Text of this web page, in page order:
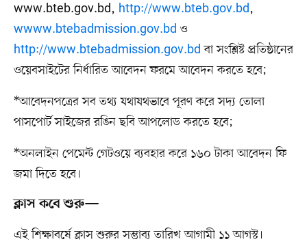
www.bteb.gov.bd, http://www.bteb.gov.bd,
wwww.btebadmission.gov.bd ও
http://www.btebadmission.gov.bd বা সংশ্লিষ্ট প্রতিষ্ঠানের
ওয়েবসাইটের নির্ধারিত আবেদন ফরমে আবেদন করতে হবে;
*আবেদনপত্রের সব তথ্য যথাযথভাবে পূরণ করে সদ্য তোলা
পাসপোর্ট সাইজের রঙিন ছবি আপলোড করতে হবে;
*অনলাইন পেমেন্ট গেটওয়ে ব্যবহার করে ১৬০ টাকা আবেদন ফি
জমা দিতে হবে।
ক্লাস কবে শুরু—
এই শিক্ষাবর্ষে ক্লাস শুরুর সম্ভাব্য তারিখ আগামী ১১ আগস্ট।